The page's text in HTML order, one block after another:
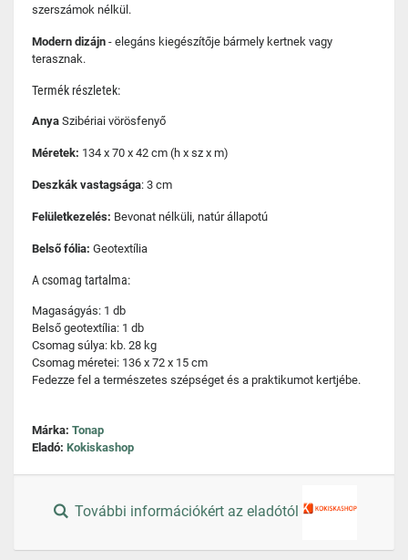
szerszámok nélkül.
Modern dizájn - elegáns kiegészítője bármely kertnek vagy
terasznak.
Termék részletek:
Anya Szibériai vörösfenyő
Méretek: 134 x 70 x 42 cm (h x sz x m)
Deszkák vastagsága: 3 cm
Felületkezelés: Bevonat nélküli, natúr állapotú
Belső fólia: Geotextília
A csomag tartalma:
Magaságyás: 1 db
Belső geotextília: 1 db
Csomag súlya: kb. 28 kg
Csomag méretei: 136 x 72 x 15 cm
Fedezze fel a természetes szépséget és a praktikumot kertjébe.
Márka: Tonap
Eladó: Kokiskashop
További információkért az eladótól